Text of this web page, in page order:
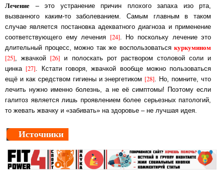
Лечение – это устранение причин плохого запаха изо рта,
вызванного каким-то за­бо­ле­ва­ни­ем. Са­мым главным в таком
случае является постановка адекватного ди­аг­но­за и при­ме­не­ние
со­от­вет­ст­вую­ще­го ему лечения [24]. Но поскольку лечение это
дли­тель­ный про­цесс, можно так же вос­поль­зо­вать­сякуркумином
[25] , жвачкой [26] и по­лос­кать рот рас­тво­ром столовой соли и
цинка [27] . Кстати говоря, жвачкой вообще мож­но поль­зо­вать­ся
ещё и как средством гигиены и энергетиком [28] . Но, помните, что
ле­чить нуж­но имен­но болезнь, а не её симптомы! Поэтому если
галитоз является лишь про­яв­ле­ни­ем бо­лее серьез­ных патологий,
то жевать жвачку и «забивать» на здоровье – не луч­шая идея.
Источники